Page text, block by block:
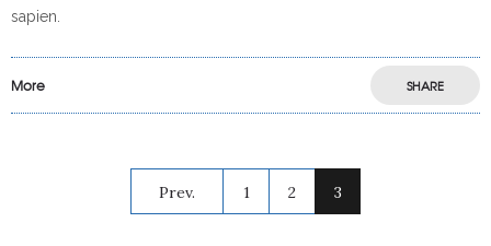
sapien.
More SHARE
Prev. 1 2 3